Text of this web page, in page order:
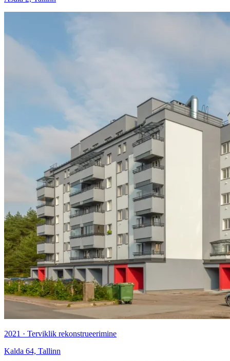
2021 · Terviklik rekonstrueerimine
Kalda 64, Tallinn